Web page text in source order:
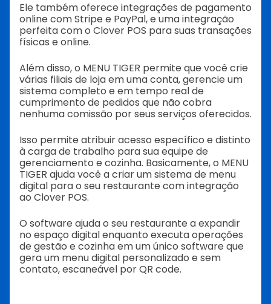
Ele também oferece integrações de pagamento
online com Stripe e PayPal, e uma integração
perfeita com o Clover POS para suas transações
físicas e online.
Além disso, o MENU TIGER permite que você crie
várias filiais de loja em uma conta, gerencie um
sistema completo e em tempo real de
cumprimento de pedidos que não cobra
nenhuma comissão por seus serviços oferecidos.
Isso permite atribuir acesso específico e distinto
à carga de trabalho para sua equipe de
gerenciamento e cozinha. Basicamente, o MENU
TIGER ajuda você a criar um sistema de menu
digital para o seu restaurante com integração
ao Clover POS.
O software ajuda o seu restaurante a expandir
no espaço digital enquanto executa operações
de gestão e cozinha em um único software que
gera um menu digital personalizado e sem
contato, escaneável por QR code.